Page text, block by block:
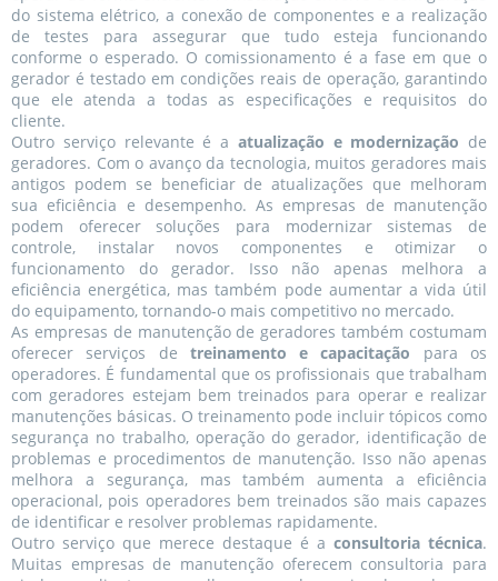
do sistema elétrico, a conexão de componentes e a realização
de testes para assegurar que tudo esteja funcionando
conforme o esperado. O comissionamento é a fase em que o
gerador é testado em condições reais de operação, garantindo
que ele atenda a todas as especificações e requisitos do
cliente.
Outro serviço relevante é a atualização e modernização de
geradores. Com o avanço da tecnologia, muitos geradores mais
antigos podem se beneficiar de atualizações que melhoram
sua eficiência e desempenho. As empresas de manutenção
podem oferecer soluções para modernizar sistemas de
controle, instalar novos componentes e otimizar o
funcionamento do gerador. Isso não apenas melhora a
eficiência energética, mas também pode aumentar a vida útil
do equipamento, tornando-o mais competitivo no mercado.
As empresas de manutenção de geradores também costumam
oferecer serviços de treinamento e capacitação para os
operadores. É fundamental que os profissionais que trabalham
com geradores estejam bem treinados para operar e realizar
manutenções básicas. O treinamento pode incluir tópicos como
segurança no trabalho, operação do gerador, identificação de
problemas e procedimentos de manutenção. Isso não apenas
melhora a segurança, mas também aumenta a eficiência
operacional, pois operadores bem treinados são mais capazes
de identificar e resolver problemas rapidamente.
Outro serviço que merece destaque é a consultoria técnica.
Muitas empresas de manutenção oferecem consultoria para